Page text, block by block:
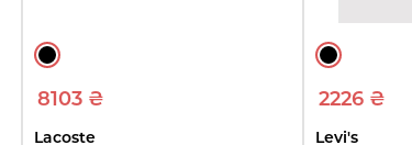
8103 ₴
Lacoste
2226 ₴
Levi's